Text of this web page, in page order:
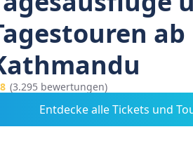
ab
(3.295 bewertungen)
Entdecke alle Tickets und